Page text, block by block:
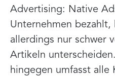
Advertising: Native
Unternehmen bezahlt,
allerdings nur schwer
Artikeln unterscheiden.
hingegen umfasst alle